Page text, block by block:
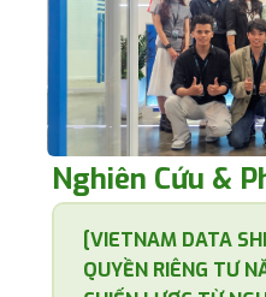
Nghiên Cứu &
[VIETNAM DATA
QUYỀN RIÊNG TƯ